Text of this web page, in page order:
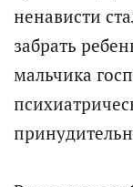
ненависти
забрать
мальчика